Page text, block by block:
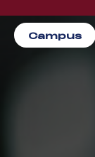
Campus